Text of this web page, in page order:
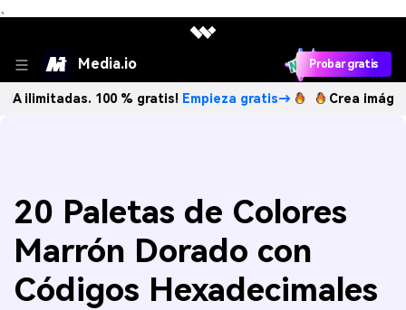
、
Media.io Probar gratis
100 % gratis!Empieza gratis→ Crea imágenes IA
20 Paletas de Colores
Marrón Dorado con
Códigos Hexadecimales